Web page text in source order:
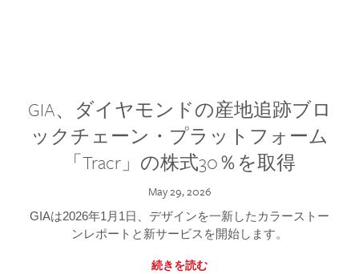
GIA、ダイヤモンドの産地追跡ブロ
ックチェーン・プラットフォーム
「Tracr」の株式30％を取得
May 29, 2026
GIAは2026年1月1日、デザインを一新したカラーストー
ンレポートと新サービスを開始します。
続きを読む